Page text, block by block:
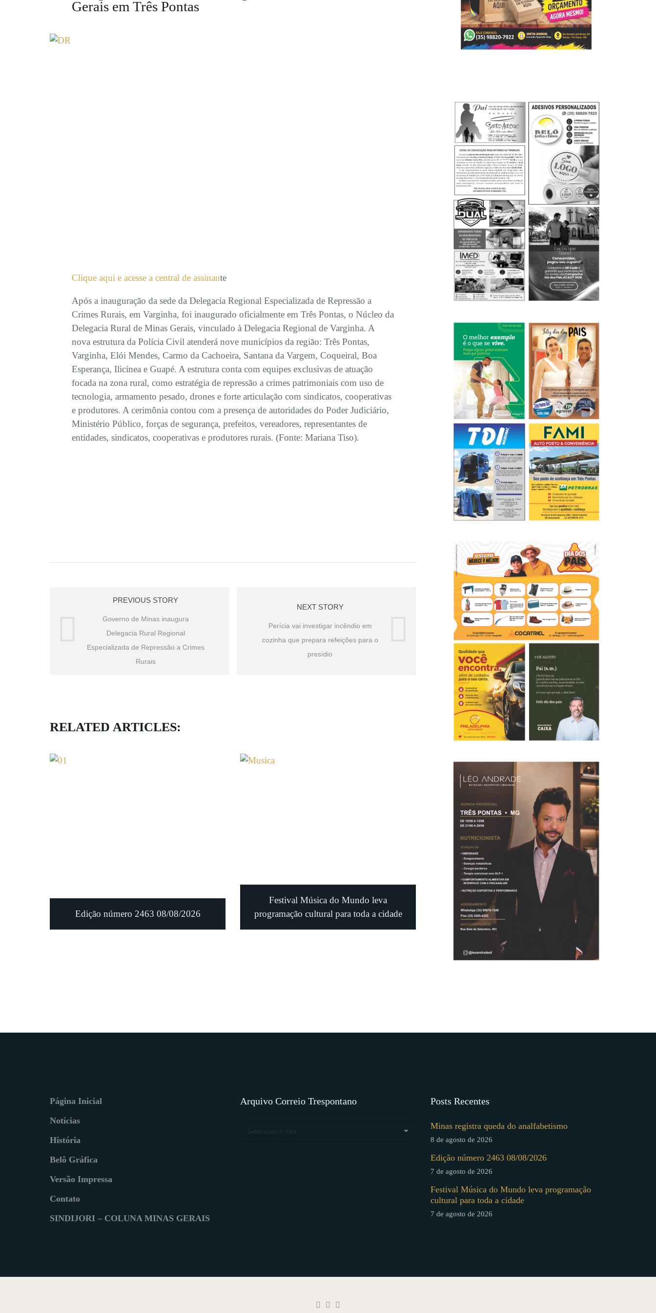
Gerais em Três Pontas
Clique aqui e acesse a central de assinante
Após a inauguração da sede da Delegacia Regional Especializada de Repressão a
Crimes Rurais, em Varginha, foi inaugurado oficialmente em Três Pontas, o Núcleo da
Delegacia Rural de Minas Gerais, vinculado à Delegacia Regional de Varginha. A
nova estrutura da Polícia Civil atenderá nove municípios da região: Três Pontas,
Varginha, Elói Mendes, Carmo da Cachoeira, Santana da Vargem, Coqueiral, Boa
Esperança, Ilicínea e Guapé. A estrutura conta com equipes exclusivas de atuação
focada na zona rural, como estratégia de repressão a crimes patrimoniais com uso de
tecnologia, armamento pesado, drones e forte articulação com sindicatos, cooperativas
e produtores. A cerimônia contou com a presença de autoridades do Poder Judiciário,
Ministério Público, forças de segurança, prefeitos, vereadores, representantes de
entidades, sindicatos, cooperativas e produtores rurais. (Fonte: Mariana Tiso).
PREVIOUS STORY
Governo de Minas inaugura
Delegacia Rural Regional
Especializada de Repressão a Crimes
Rurais
NEXT STORY
Perícia vai investigar incêndio em
cozinha que prepara refeições para o
presídio
RELATED ARTICLES:
Edição número 2463 08/08/2026
Festival Música do Mundo leva
programação cultural para toda a cidade
Página Inicial
Notícias
História
Belô Gráfica
Versão Impressa
Contato
SINDIJORI – COLUNA MINAS GERAIS
Arquivo Correio Trespontano
Selecionar o mês
Posts Recentes
Minas registra queda do analfabetismo
8 de agosto de 2026
Edição número 2463 08/08/2026
7 de agosto de 2026
Festival Música do Mundo leva programação
cultural para toda a cidade
7 de agosto de 2026